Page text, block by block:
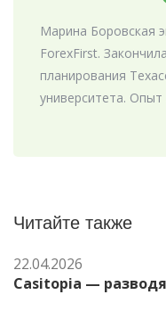
Марина Боровская
ForexFirst.
планирования
университета. Опыт
Читайте также
22.04.2026
Casitopia —